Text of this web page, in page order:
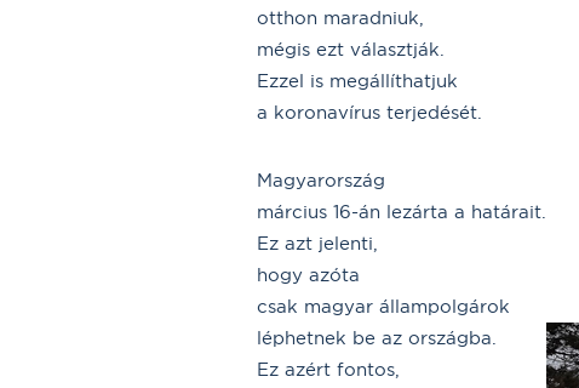
otthon maradniuk,
mégis ezt választják.
Ezzel is megállíthatjuk
a koronavírus terjedését.
Magyarország
március 16-án lezárta a határait.
Ez azt jelenti,
hogy azóta
csak magyar állampolgárok
léphetnek be az országba.
Ez azért fontos,